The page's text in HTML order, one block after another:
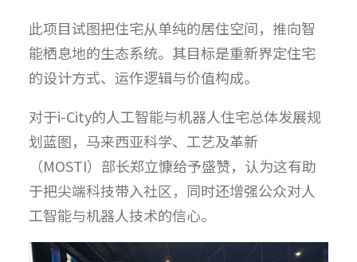
此项目试图把住宅从单纯的居住空间，推向智
能栖息地的生态系统。其目标是重新界定住宅
的设计方式、运作逻辑与价值构成。
对于i-City的人工智能与机器人住宅总体发展规
划蓝图，马来西亚科学、工艺及革新
（MOSTI）部长郑立慷给予盛赞，认为这有助
于把尖端科技带入社区，同时还增强公众对人
工智能与机器人技术的信心。